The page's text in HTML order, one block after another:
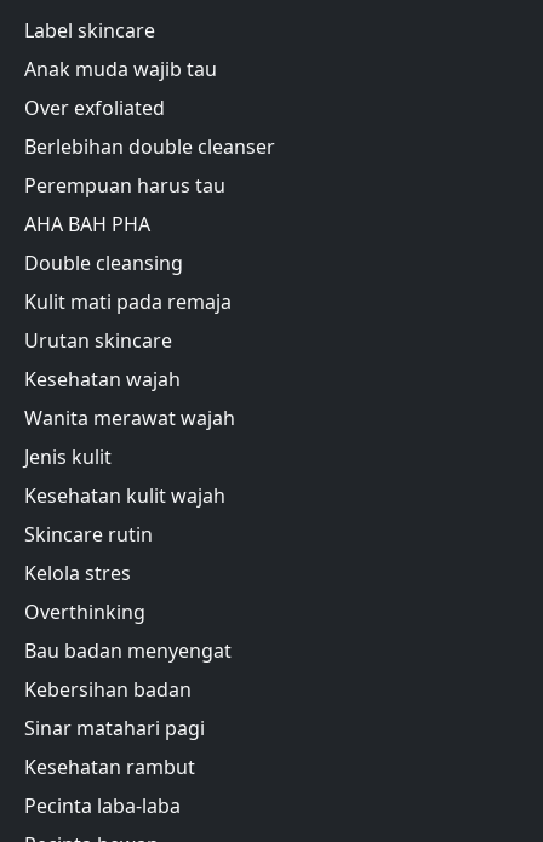
Label skincare
Anak muda wajib tau
Over exfoliated
Berlebihan double cleanser
Perempuan harus tau
AHA BAH PHA
Double cleansing
Kulit mati pada remaja
Urutan skincare
Kesehatan wajah
Wanita merawat wajah
Jenis kulit
Kesehatan kulit wajah
Skincare rutin
Kelola stres
Overthinking
Bau badan menyengat
Kebersihan badan
Sinar matahari pagi
Kesehatan rambut
Pecinta laba-laba